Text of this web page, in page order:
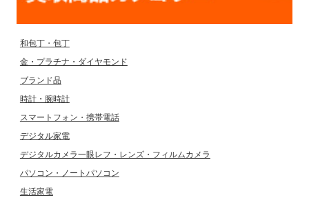
和包丁・包丁
金・プラチナ・ダイヤモンド
ブランド品
時計・腕時計
スマートフォン・携帯電話
デジタル家電
デジタルカメラ一眼レフ・レンズ・フィルムカメラ
パソコン・ノートパソコン
生活家電